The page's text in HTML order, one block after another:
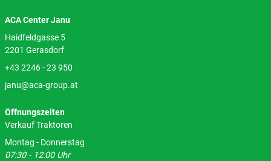
ACA Center Janu
Haidfeldgasse 5
2201 Gerasdorf
+43 2246 - 23 950
janu@aca-group.at
Öffnungszeiten
Verkauf Traktoren
Montag - Donnerstag
07:30 - 12:00 Uhr